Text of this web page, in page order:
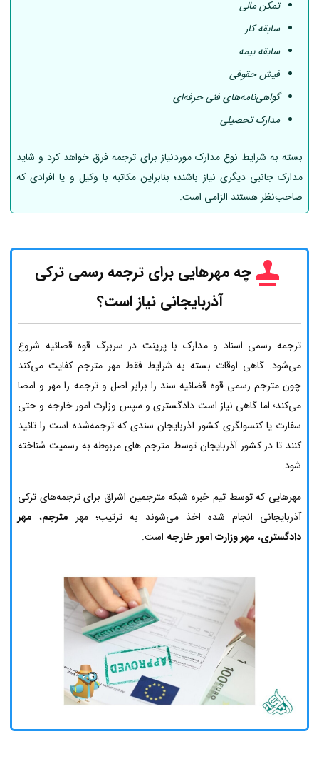
تمکن مالی
سابقه کار
سابقه بیمه
فیش حقوقی
گواهی‌نامه‌های فنی حرفه‌ای
مدارک تحصیلی
بسته به شرایط نوع مدارک موردنیاز برای ترجمه فرق خواهد کرد و شاید
مدارک جانبی دیگری نیاز باشند؛ بنابراین مکاتبه با وکیل و یا افرادی که
صاحب‌نظر هستند الزامی است.
چه مهرهایی برای ترجمه رسمی ترکی
آذربایجانی نیاز است؟
ترجمه رسمی اسناد و مدارک با پرینت در سربرگ قوه قضائیه شروع
می‌شود. گاهی اوقات بسته به شرایط فقط مهر مترجم کفایت می‌کند
چون مترجم رسمی قوه قضائیه سند را برابر اصل و ترجمه را مهر و امضا
می‌کند؛ اما گاهی نیاز است دادگستری و سپس وزارت امور خارجه و حتی
سفارت یا کنسولگری کشور آذربایجان سندی که ترجمه‌شده است را تائید
کنند تا در کشور آذربایجان توسط مترجم های مربوطه به رسمیت شناخته
شود.
مهرهایی که توسط تیم خبره شبکه مترجمین اشراق برای ترجمه‌های ترکی
آذربایجانی انجام شده اخذ می‌شوند به ترتیب؛ مهر مترجم، مهر
دادگستری، مهر وزارت امور خارجه است.